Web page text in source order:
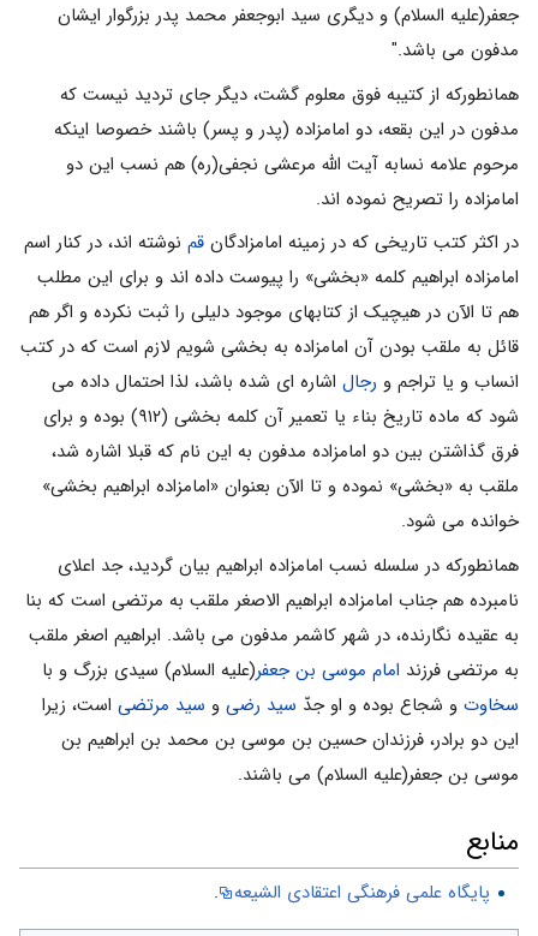
جعفر(علیه السلام) و دیگرى سید ابوجعفر محمد پدر بزرگوار ایشان
مدفون مى باشد."
همانطورکه از کتیبه فوق معلوم گشت، دیگر جاى تردید نیست که
مدفون در این بقعه، دو امامزاده (پدر و پسر) باشند خصوصا اینکه
مرحوم علامه نسابه آیت الله مرعشى نجفی(ره) هم نسب این دو
امامزاده را تصریح نموده اند.
در اکثر کتب تاریخى که در زمینه امامزادگان قم نوشته اند، در کنار اسم
امامزاده ابراهیم کلمه «بخشى» را پیوست داده اند و براى این مطلب
هم تا الآن در هیچیک از کتابهاى موجود دلیلى را ثبت نکرده و اگر هم
قائل به ملقب بودن آن امامزاده به بخشى شویم لازم است که در کتب
انساب و یا تراجم و رجال اشاره اى شده باشد، لذا احتمال داده مى
شود که ماده تاریخ بناء یا تعمیر آن کلمه بخشی (۹۱۲) بوده و براى
فرق گذاشتن بین دو امامزاده مدفون به این نام که قبلا اشاره شد،
ملقب به «بخشى» نموده و تا الآن بعنوان «امامزاده ابراهیم بخشى»
خوانده مى شود.
همانطورکه در سلسله نسب امامزاده ابراهیم بیان گردید، جد اعلاى
نامبرده هم جناب امامزاده ابراهیم الاصغر ملقب به مرتضى است که بنا
به عقیده نگارنده، در شهر کاشمر مدفون مى باشد. ابراهیم اصغر ملقب
به مرتضى فرزند امام موسى بن جعفر(علیه السلام) سیدى بزرگ و با
سخاوت و شجاع بوده و او جدّ سید رضى و سید مرتضى است، زیرا
این دو برادر، فرزندان حسین بن موسى بن محمد بن ابراهیم بن
موسى بن جعفر(علیه السلام) می باشند.
منابع
پایگاه علمی فرهنگی اعتقادی الشیعه .